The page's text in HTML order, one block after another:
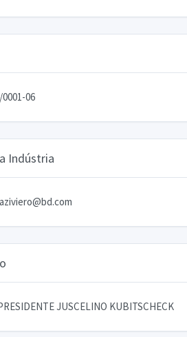
0001-06
Indústria
JUSCELINO KUBITSCHECK